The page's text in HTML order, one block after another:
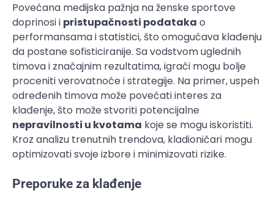
Povećana medijska pažnja na ženske sportove
doprinosi i pristupačnosti podataka o
performansama i statistici, što omogućava klađenju
da postane sofisticiranije. Sa vodstvom uglednih
timova i značajnim rezultatima, igrači mogu bolje
proceniti verovatnoće i strategije. Na primer, uspeh
određenih timova može povećati interes za
klađenje, što može stvoriti potencijalne
nepravilnosti u kvotama koje se mogu iskoristiti.
Kroz analizu trenutnih trendova, kladioničari mogu
optimizovati svoje izbore i minimizovati rizike.
Preporuke za klađenje